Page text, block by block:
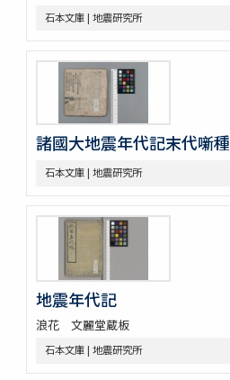
石本文庫 | 地震研究所
諸國大地震年代記末代噺種
石本文庫 | 地震研究所
地震年代記
浪花 文麗堂蔵板
石本文庫 | 地震研究所